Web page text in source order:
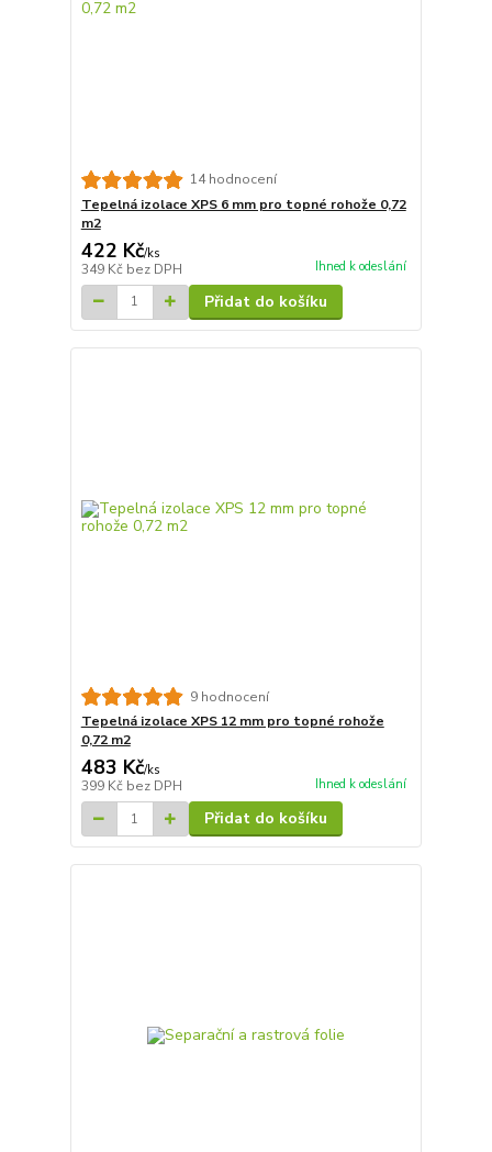
14 hodnocení
Tepelná izolace XPS 6 mm pro topné rohože 0,72
m2
422 Kč/ks
349 Kč bez DPH Ihned k odeslání
Přidat do košíku
9 hodnocení
Tepelná izolace XPS 12 mm pro topné rohože
0,72 m2
483 Kč/ks
399 Kč bez DPH Ihned k odeslání
Přidat do košíku